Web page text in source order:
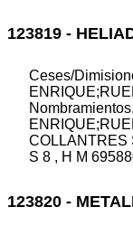
123819 -
Ceses/
COLLANTRES
S 8 , H M
123820 -